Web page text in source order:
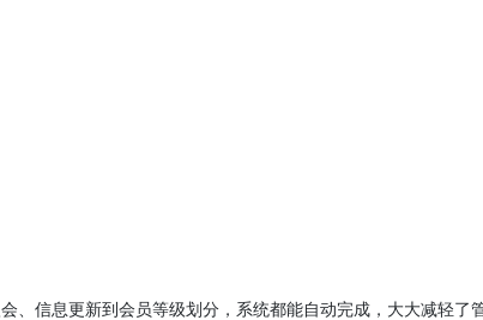
信息更新到会员等级划分，系统都能自动完成，大大减轻了